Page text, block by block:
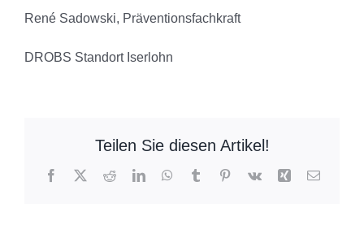
René Sadowski, Präventionsfachkraft
DROBS Standort Iserlohn
Teilen Sie diesen Artikel!
Facebook
X RedditLinkedInWhatsApp
TumblrPinterest
Vk Xing E-